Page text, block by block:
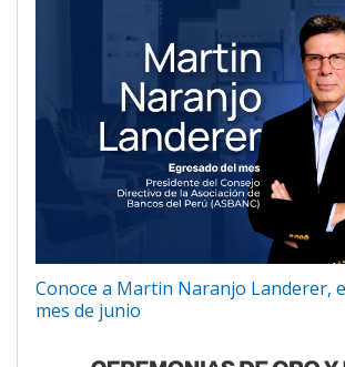
Conoce a Martin Naranjo Landerer,
mes de junio